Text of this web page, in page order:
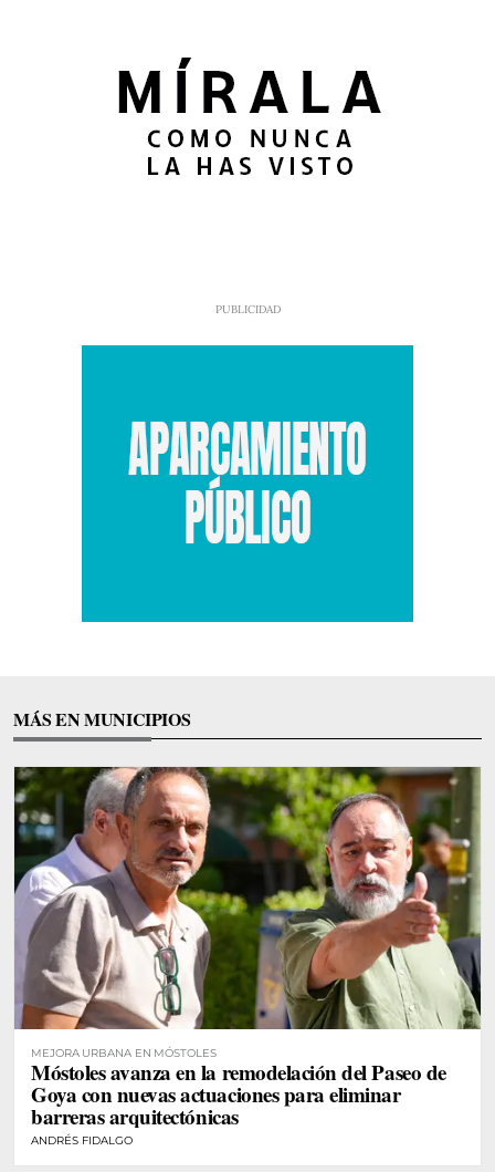
MÁS EN MUNICIPIOS
MEJORA URBANA EN MÓSTOLES
Móstoles avanza en la remodelación del Paseo de
Goya con nuevas actuaciones para eliminar
barreras arquitectónicas
ANDRÉS FIDALGO